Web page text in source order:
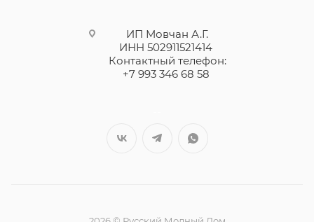
ИП Мовчан А.Г.
ИНН 502911521414
Контактный телефон:
+7 993 346 68 58